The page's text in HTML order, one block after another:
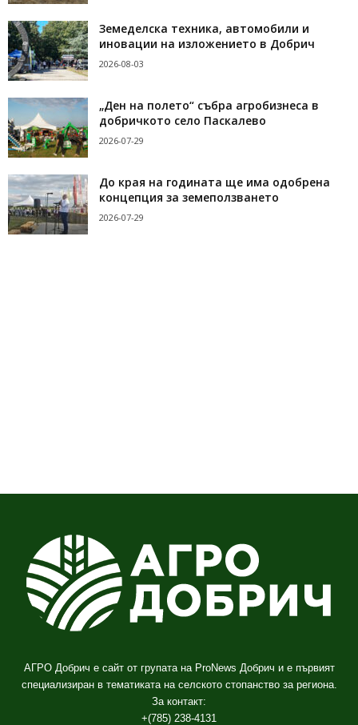
Земеделска техника, автомобили и
иновации на изложението в Добрич
2026-08-03
„Ден на полето“ събра агробизнеса в
добричкото село Паскалево
2026-07-29
До края на годината ще има одобрена
концепция за земеползването
2026-07-29
АГРО Добрич е сайт от групата на ProNews Добрич и е първият
специализиран в тематиката на селското стопанство за региона.
За контакт:
+(785) 238-4131